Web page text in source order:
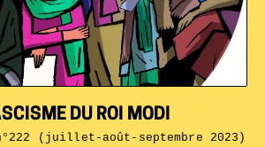
DU ROI MODI
n°222 (juillet-août-septembre 2023)